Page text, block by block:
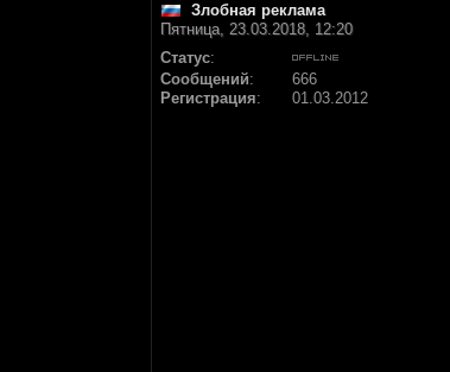
Злобная реклама
Пятница, 23.03.2018, 12:20
Статус:
Сообщений:
666
Регистрация: 01.03.2012